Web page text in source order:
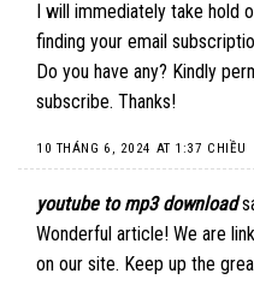
I will immediately take hold
finding your email
Do you have any? Kindly
subscribe. Thanks!
10 THÁNG 6, 2024 AT 1:37 CHIỀU
youtube to mp3 download
Wonderful article! We are
on our site. Keep up the